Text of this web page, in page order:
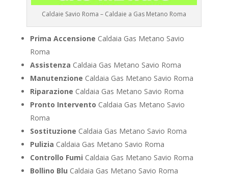
Caldaie Savio Roma – Caldaie a Gas Metano Roma
Prima Accensione Caldaia Gas Metano Savio
Roma
Assistenza Caldaia Gas Metano Savio Roma
Manutenzione Caldaia Gas Metano Savio Roma
Riparazione Caldaia Gas Metano Savio Roma
Pronto Intervento Caldaia Gas Metano Savio
Roma
Sostituzione Caldaia Gas Metano Savio Roma
Pulizia Caldaia Gas Metano Savio Roma
Controllo Fumi Caldaia Gas Metano Savio Roma
Bollino Blu Caldaia Gas Metano Savio Roma